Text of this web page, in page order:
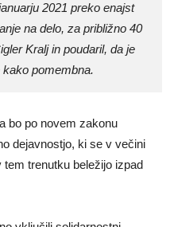
2021 preko enajst
na delo, za približno 40
Kralj in poudaril, da je
pomembna.
bo po novem zakonu
dejavnostjo, ki se v večini
trenutku beležijo izpad